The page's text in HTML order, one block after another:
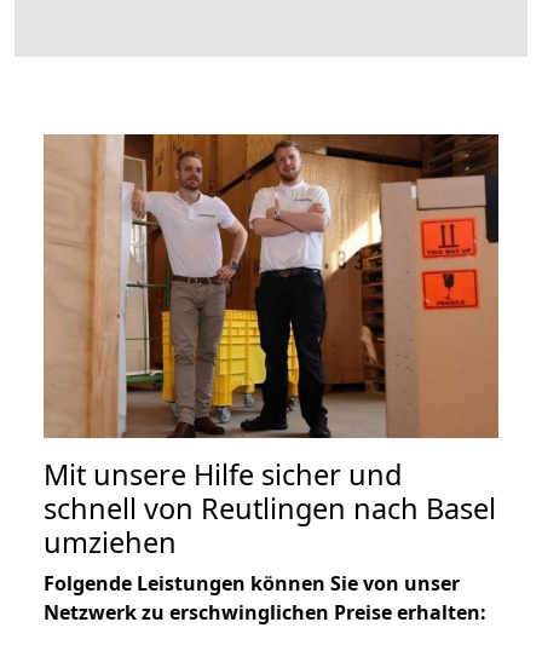
Mit unsere Hilfe sicher und
schnell von Reutlingen nach Basel
umziehen
Folgende Leistungen können Sie von unser
Netzwerk zu erschwinglichen Preise erhalten: